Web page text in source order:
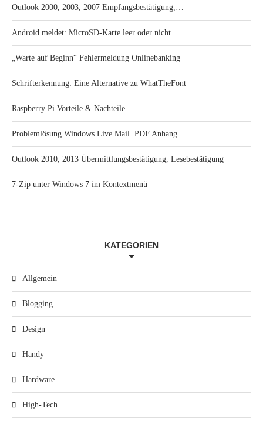
Outlook 2000, 2003, 2007 Empfangsbestätigung,…
Android meldet: MicroSD-Karte leer oder nicht…
„Warte auf Beginn“ Fehlermeldung Onlinebanking
Schrifterkennung: Eine Alternative zu WhatTheFont
Raspberry Pi Vorteile & Nachteile
Problemlösung Windows Live Mail .PDF Anhang
Outlook 2010, 2013 Übermittlungsbestätigung, Lesebestätigung
7-Zip unter Windows 7 im Kontextmenü
KATEGORIEN
Allgemein
Blogging
Design
Handy
Hardware
High-Tech